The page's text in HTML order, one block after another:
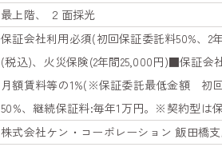
最上階、 ２面採光
保証会社利用必須(初回保証委託料50%、2
(税込)、火災保険(2年間25,000円)■保証会
月額賃料等の1%(※保証委託最低金額 初
50%、継続保証料:毎年1万円。※契約型は
株式会社ケン・コーポレーション 飯田橋